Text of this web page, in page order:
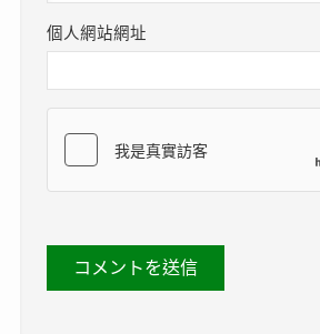
個人網站網址